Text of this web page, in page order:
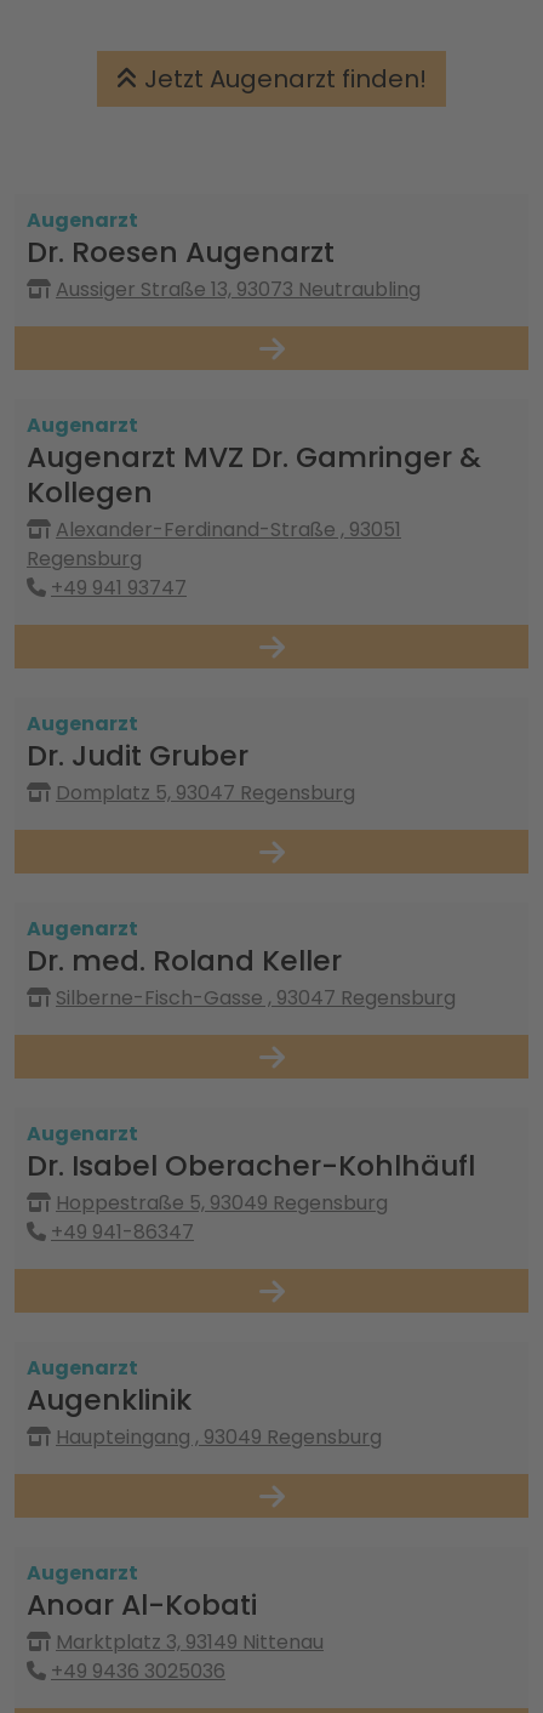
Jetzt Augenarzt finden!
Augenarzt
Dr. Roesen Augenarzt
Aussiger Straße 13, 93073 Neutraubling
Augenarzt
Augenarzt MVZ Dr. Gamringer &
Kollegen
Alexander-Ferdinand-Straße , 93051
Regensburg
+49 941 93747
Augenarzt
Dr. Judit Gruber
Domplatz 5, 93047 Regensburg
Augenarzt
Dr. med. Roland Keller
Silberne-Fisch-Gasse , 93047 Regensburg
Augenarzt
Dr. Isabel Oberacher-Kohlhäufl
Hoppestraße 5, 93049 Regensburg
+49 941-86347
Augenarzt
Augenklinik
Haupteingang , 93049 Regensburg
Augenarzt
Anoar Al-Kobati
Marktplatz 3, 93149 Nittenau
+49 9436 3025036